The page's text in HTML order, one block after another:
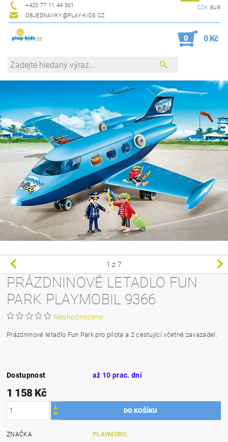
+420 77 11 44 501
OBJEDNAVKY@PLAY-KIDS.CZ
CZK EUR
0 0 Kč
1 z 7
PRÁZDNINOVÉ LETADLO FUN
PARK PLAYMOBIL 9366
Neohodnoceno
Prázdninové letadlo Fun Park pro pilota a 2 cestující včetně zavazadel.
Dostupnost až 10 prac. dní
1 158 Kč
ZNAČKA
PLAYMOBIL